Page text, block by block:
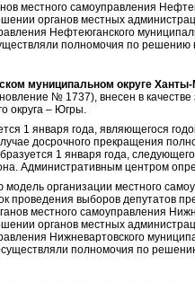
местного самоуправления
органов местных
Нефтеюганского
полномочия по решению
муниципальном округе Ханты-
№ 1737), внесен в
округа – Югры.
1 января года, являющегося
досрочного прекращения
1 января года,
Административным центром
организации местного
проведения выборов депутатов
местного самоуправления
органов местных
Нижневартовского
полномочия по